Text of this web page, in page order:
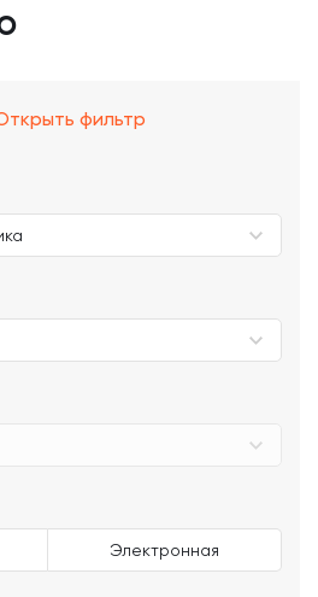
фильтр
Электронная